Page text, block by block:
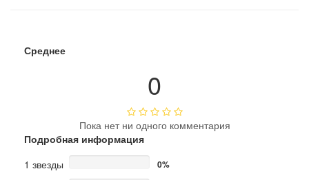
Среднее
0
Пока нет ни одного комментария
Подробная информация
1 звезды
0%